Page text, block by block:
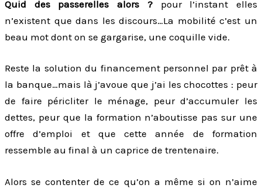
Quid des passerelles alors ? pour l’instant elles
n’existent que dans les discours…La mobilité c’est un
beau mot dont on se gargarise, une coquille vide.
Reste la solution du financement personnel par prêt à
la banque…mais là j’avoue que j’ai les chocottes : peur
de faire péricliter le ménage, peur d’accumuler les
dettes, peur que la formation n’aboutisse pas sur une
offre d’emploi et que cette année de formation
ressemble au final à un caprice de trentenaire.
Alors se contenter de ce qu’on a même si on n’aime